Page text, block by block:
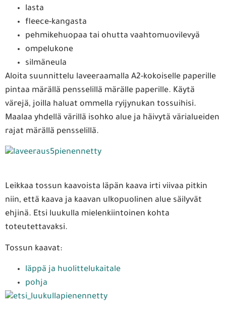
lasta
fleece-kangasta
pehmikehuopaa tai ohutta vaahtomuovilevyä
ompelukone
silmäneula
Aloita suunnittelu laveeraamalla A2-kokoiselle paperille
pintaa märällä pensselillä märälle paperille. Käytä
värejä, joilla haluat ommella ryijynukan tossuihisi.
Maalaa yhdellä värillä isohko alue ja häivytä värialueiden
rajat märällä pensselillä.
Leikkaa tossun kaavoista läpän kaava irti viivaa pitkin
niin, että kaava ja kaavan ulkopuolinen alue säilyvät
ehjinä. Etsi luukulla mielenkiintoinen kohta
toteutettavaksi.
Tossun kaavat:
läppä ja huolittelukaitale
pohja